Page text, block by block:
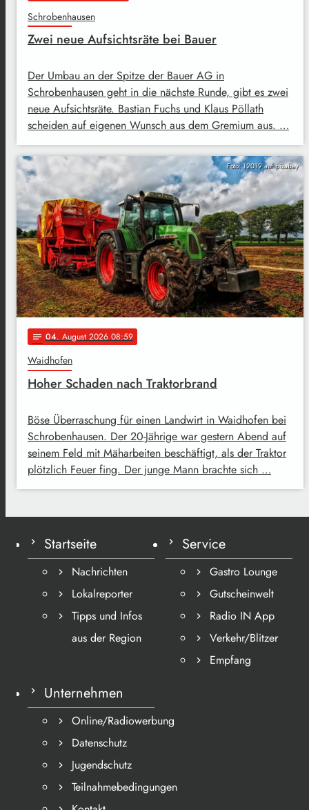
Schrobenhausen
Zwei neue Aufsichtsräte bei Bauer
Der Umbau an der Spitze der Bauer AG in
Schrobenhausen geht in die nächste Runde, gibt es zwei
neue Aufsichtsräte. Bastian Fuchs und Klaus Pöllath
scheiden auf eigenen Wunsch aus dem Gremium aus. …
Foto: 12019 auf pixabay
notes 04. August 2026 08:59
Waidhofen
Hoher Schaden nach Traktorbrand
Böse Überraschung für einen Landwirt in Waidhofen bei
Schrobenhausen. Der 20-Jährige war gestern Abend auf
seinem Feld mit Mäharbeiten beschäftigt, als der Traktor
plötzlich Feuer fing. Der junge Mann brachte sich …
Startseite
Nachrichten
Lokalreporter
Tipps und Infos
aus der Region
Service
Gastro Lounge
Gutscheinwelt
Radio IN App
Verkehr/Blitzer
Empfang
Unternehmen
Online/Radiowerbung
Datenschutz
Jugendschutz
Teilnahmebedingungen